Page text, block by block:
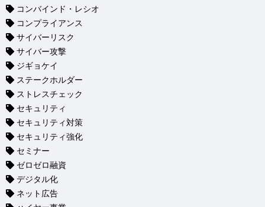
コンバインド・レシオ
コンプライアンス
サイバーリスク
サイバー攻撃
ジギョケイ
ステークホルダー
ストレスチェック
セキュリティ
セキュリティ対策
セキュリティ強化
セミナー
ゼロゼロ融資
デジタル化
ネット広告